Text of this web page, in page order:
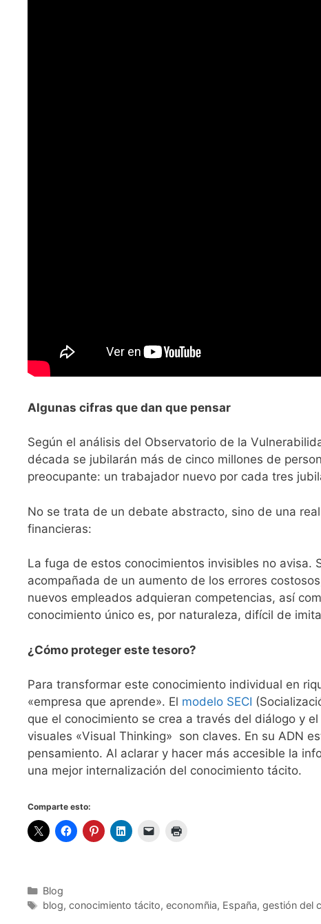
Algunas cifras que dan que pensar
Según el análisis del Observatorio de la
década se jubilarán más de cinco millones de
preocupante: un trabajador nuevo por cada tres
No se trata de un debate abstracto, sino de una
financieras:
La fuga de estos conocimientos invisibles no
acompañada de un aumento de los errores
nuevos empleados adquieran competencias, así
conocimiento único es, por naturaleza, difícil de
¿Cómo proteger este tesoro?
Para transformar este conocimiento individual en
«empresa que aprende». El modelo SECI
que el conocimiento se crea a través del diálogo y
visuales «Visual Thinking» son claves. En su ADN
pensamiento. Al aclarar y hacer más accesible la
una mejor internalización del conocimiento tácito.
Comparte esto:
Categorías
Blog
Etiquetas
blog, conocimiento tácito, economñia, España, gestión del